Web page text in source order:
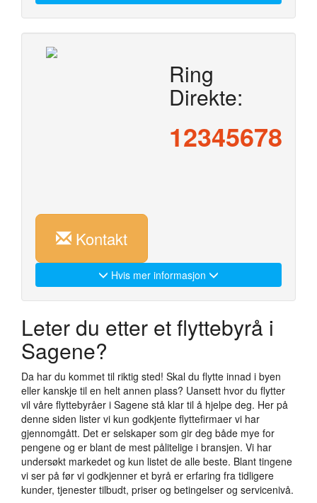
Ring
Direkte:
12345678
Kontakt
Hvis mer informasjon
Leter du etter et flyttebyrå i
Sagene?
Da har du kommet til riktig sted! Skal du flytte innad i byen
eller kanskje til en helt annen plass? Uansett hvor du flytter
vil våre flyttebyråer i Sagene stå klar til å hjelpe deg. Her på
denne siden lister vi kun godkjente flyttefirmaer vi har
gjennomgått. Det er selskaper som gir deg både mye for
pengene og er blant de mest pålitelige i bransjen. Vi har
undersøkt markedet og kun listet de alle beste. Blant tingene
vi ser på før vi godkjenner et byrå er erfaring fra tidligere
kunder, tjenester tilbudt, priser og betingelser og servicenivå.